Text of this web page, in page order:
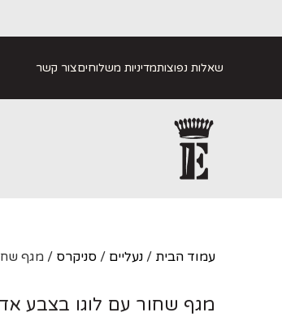
שאלות נפוצותמדיניות משלוחיםצור קשר
עמוד הבית / נעליים / סניקרס / מגף
מגף שחור עם לוגו בצבע